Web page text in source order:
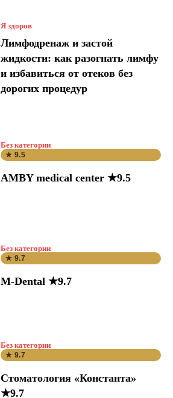
Я здоров
Лимфодренаж и застой
жидкости: как разогнать лимфу
и избавиться от отеков без
дорогих процедур
Без категории
★ 9.5
AMBY medical center ★9.5
Без категории
★ 9.7
M-Dental ★9.7
Без категории
★ 9.7
Стоматология «Константа»
★9.7